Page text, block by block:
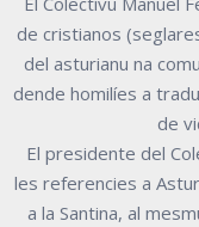
de cristianos
del asturianu na
dende homilíes a
de
El presidente del
les referencies a
a la Santina, al